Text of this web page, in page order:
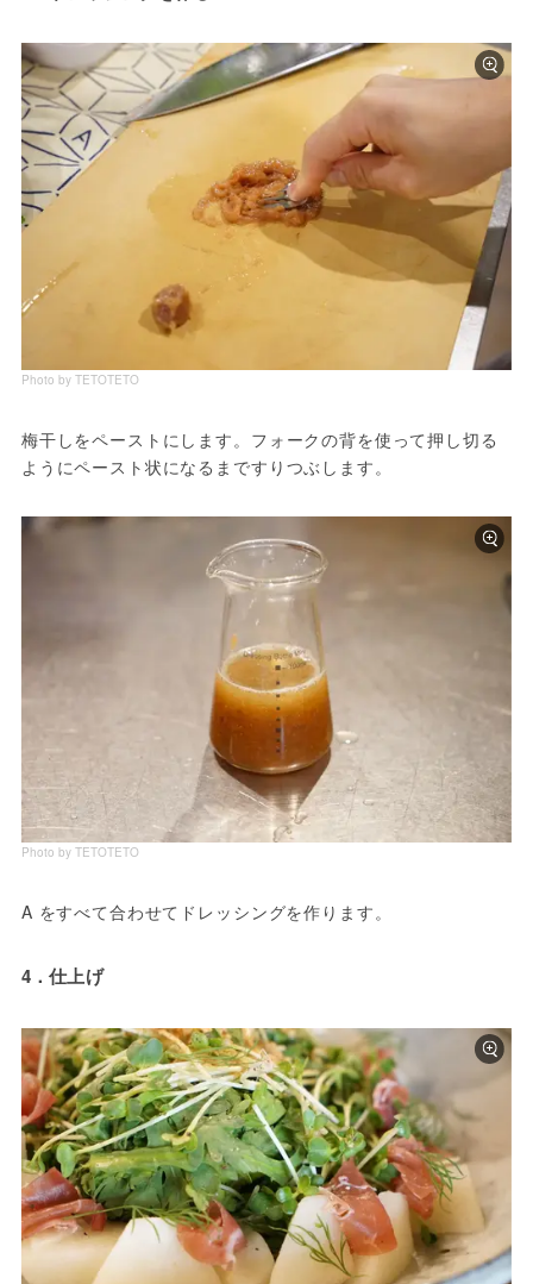
Photo by TETOTETO
梅干しをペーストにします。フォークの背を使って押し切る
ようにペースト状になるまですりつぶします。
Photo by TETOTETO
4．仕上げ